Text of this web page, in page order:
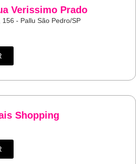
Verissimo Prado
- Pallu São Pedro/SP
Shopping